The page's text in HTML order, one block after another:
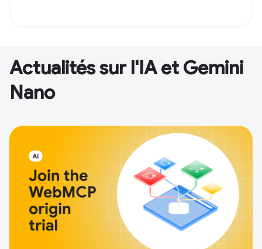
Actualités sur l'IA et Gemini
Nano